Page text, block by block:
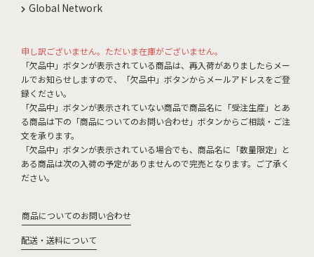
Global Network
申し訳ございません。ただいま在庫がございません。
「欠品中」ボタンが表示されている商品は、再入荷がありましたらメー
ルでお知らせしますので、「欠品中」ボタンからメールアドレスをご登
録ください。
「欠品中」ボタンが表示されていない商品で商品名に「受注生産」とあ
る商品は下の「商品についてのお問い合わせ」ボタンからご相談・ご注
文を承ります。
「欠品中」ボタンが表示されている場合でも、商品名に「数量限定」と
ある商品は次の入荷の予定がありませんので完売となります。ご了承く
ださい。
商品についてのお問い合わせ
配送・送料について